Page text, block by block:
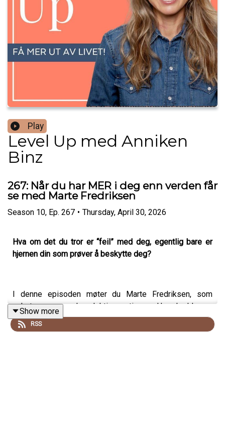
Play
Level Up med Anniken
Binz
267: Når du har MER i deg enn verden får
se med Marte Fredriksen
Season 10, Ep. 267 • Thursday, April 30, 2026
Hva om det du tror er “feil” med deg, egentlig bare er
hjernen din som prøver å beskytte deg?
I denne episoden møter du Marte Fredriksen, som
vokste opp med selektiv mutisme. Hun hadde en
stemme, tanker, meninger og drømmer, men utenfor
hjemmet var hun stum.
Show more
RSS